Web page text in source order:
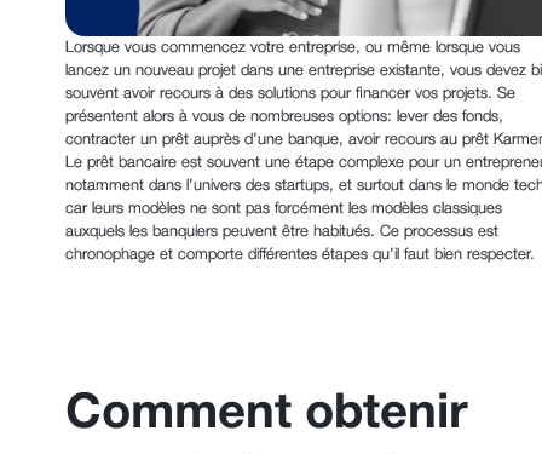
Lorsque vous commencez votre entreprise, ou même lorsque vous
lancez un nouveau projet dans une entreprise existante, vous devez
souvent avoir recours à des solutions pour financer vos projets. Se
présentent alors à vous de nombreuses options: lever des fonds,
contracter un prêt auprès d’une banque, avoir recours au prêt
Le prêt bancaire est souvent une étape complexe pour un
notamment dans l’univers des startups, et surtout dans le monde
car leurs modèles ne sont pas forcément les modèles classiques
auxquels les banquiers peuvent être habitués. Ce processus est
chronophage et comporte différentes étapes qu’il faut bien respecter.
Comment obtenir